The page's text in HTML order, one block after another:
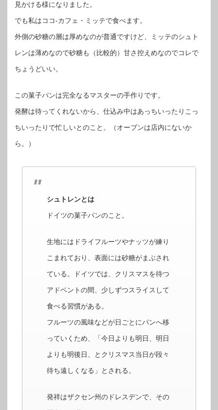
見かける様になりました。
でも私はココ-カフェ・ミッテで食べます。
外側の砂糖の層は厚めなのが普通ですけど、ミッテのシュト
レンは薄めなので砂糖も（比較的）甘さ控えめなのでコレで
ちょうどいい。
この菓子パンは完全なるマスターの手作りです。
発酵は待ってくれないから、仕込み中はあっちいったりこっ
ちいったりで忙しいとのこと。（オーブンは店内にないか
ら。）
シュトレンとは
ドイツの菓子パンのこと。
生地にはドライフルーツやナッツが練り
こまれており、表面には砂糖がまぶされ
ている。ドイツでは、クリスマスを待つ
アドベントの間、少しずつスライスして
食べる習慣がある。
フルーツの風味などが日ごとにパンへ移
っていくため、「今日よりも明日、明日
よりも明後日、とクリスマス当日が段々
待ち遠しくなる」とされる。
発祥はザクセン州のドレスデンで、その